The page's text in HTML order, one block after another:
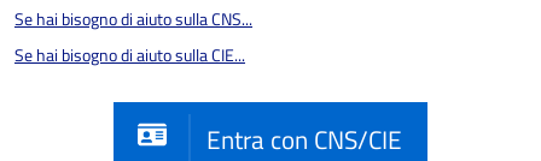
Se hai bisogno di aiuto sulla CNS...
Se hai bisogno di aiuto sulla CIE...
Entra con CNS/CIE